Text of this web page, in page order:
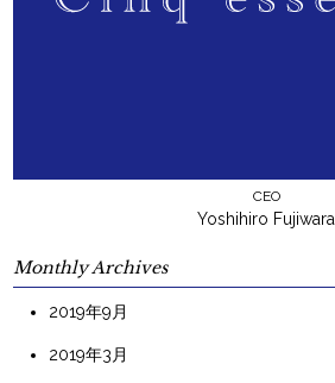
CEO
Yoshihiro Fujiwara
Monthly Archives
2019年9月
2019年3月